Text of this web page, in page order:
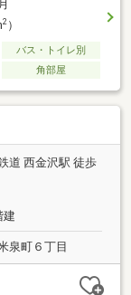
2）
バス・トイレ別
角部屋
道 西金沢駅 徒歩
建
泉町６丁目